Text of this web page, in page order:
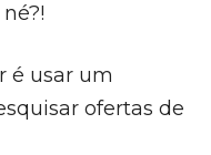
é usar um
ofertas de